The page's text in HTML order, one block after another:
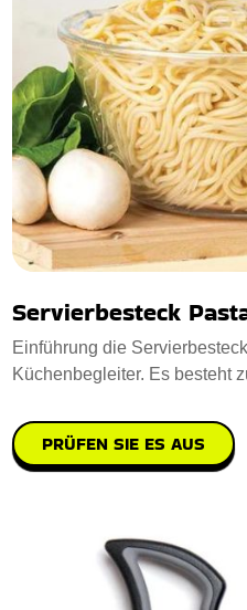
Servierbesteck
Einführung die
Küchenbegleiter. Es besteht
PRÜFEN SIE ES AUS